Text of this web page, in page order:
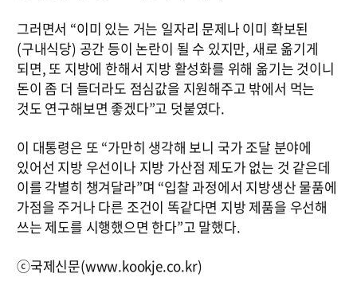
그러면서 “이미 있는 거는 일자리 문제나 이미 확보된
(구내식당) 공간 등이 논란이 될 수 있지만, 새로 옮기게
되면, 또 지방에 한해서 지방 활성화를 위해 옮기는 것이니
돈이 좀 더 들더라도 점심값을 지원해주고 밖에서 먹는
것도 연구해보면 좋겠다”고 덧붙였다.
이 대통령은 또 “가만히 생각해 보니 국가 조달 분야에
있어선 지방 우선이나 지방 가산점 제도가 없는 것 같은데
이를 각별히 챙겨달라”며 “입찰 과정에서 지방생산 물품에
가점을 주거나 다른 조건이 똑같다면 지방 제품을 우선해
쓰는 제도를 시행했으면 한다”고 말했다.
ⓒ국제신문(www.kookje.co.kr)